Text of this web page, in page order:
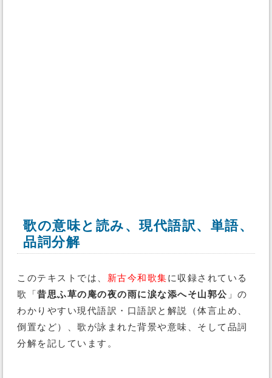
歌の意味と読み、現代語訳、単語、
品詞分解
このテキストでは、 新古今和歌集に収録されている
歌「 昔思ふ草の庵の夜の雨に涙な添へそ山郭公 」の
わかりやすい現代語訳・口語訳と解説（体言止め、
倒置など）、歌が詠まれた背景や意味、そして品詞
分解を記しています。